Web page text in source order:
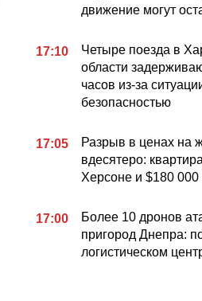
движение могут
17:10
Четыре поезда в
области
часов из-за
безопасностью
17:05
Разрыв в ценах на
вдесятеро:
Херсоне и $180 000
17:00
Более 10 дронов
пригород Днепра:
логистическом